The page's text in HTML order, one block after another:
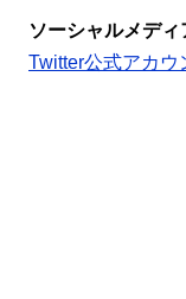
ソーシャルメディ
Twitter公式アカウ